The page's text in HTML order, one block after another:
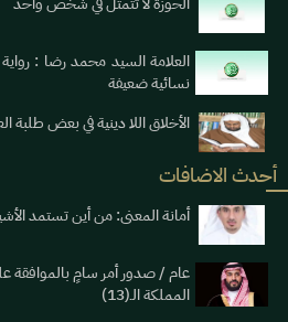
العلامة السيد محمد رضا :
نسائية ضعيفة
الأخلاق اللا دينية في بعض طلبة
أحدث الاضافات
أمانة المعنى: من أين تستمد
عام / صدور أمر سامٍ
المملكة الـ(13)